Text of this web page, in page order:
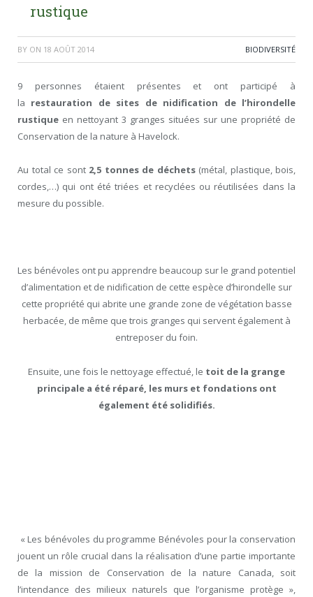
rustique
BY ON 18 AOÛT 2014 BIODIVERSITÉ
9 personnes étaient présentes et ont participé à
la restauration de sites de nidification de l’hirondelle
rustique en nettoyant 3 granges situées sur une propriété de
Conservation de la nature à Havelock.
Au total ce sont 2,5 tonnes de déchets (métal, plastique, bois,
cordes,…) qui ont été triées et recyclées ou réutilisées dans la
mesure du possible.
Les bénévoles ont pu apprendre beaucoup sur le grand potentiel
d’alimentation et de nidification de cette espèce d’hirondelle sur
cette propriété qui abrite une grande zone de végétation basse
herbacée, de même que trois granges qui servent également à
entreposer du foin.
Ensuite, une fois le nettoyage effectué, le toit de la grange
principale a été réparé, les murs et fondations ont
également été solidifiés.
« Les bénévoles du programme Bénévoles pour la conservation
jouent un rôle crucial dans la réalisation d’une partie importante
de la mission de Conservation de la nature Canada, soit
l’intendance des milieux naturels que l’organisme protège »,